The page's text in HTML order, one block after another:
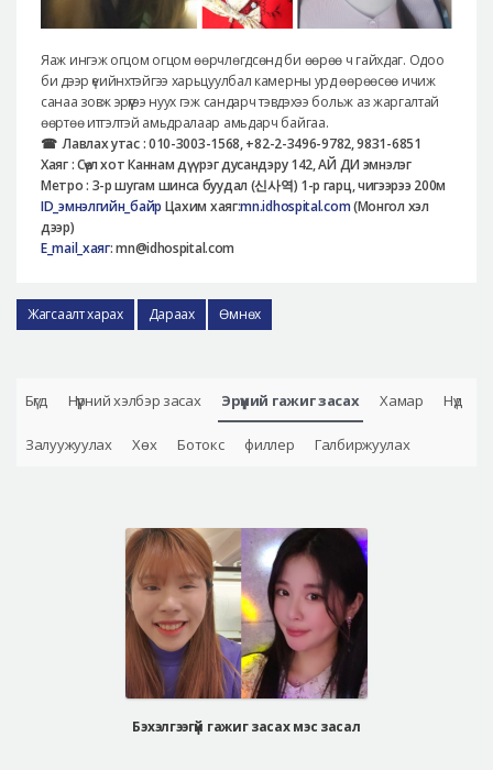
Яаж ингэж огцом огцом өөрчлөгдсөнд би өөрөө ч гайхдаг. Одоо
би дээр үеийнхтэйгээ харьцуулбал камерны урд өөрөөсөө ичиж
санаа зовж эрүүгээ нуух гэж сандарч тэвдэхээ больж аз жаргалтай
өөртөө итгэлтэй амьдралаар амьдарч байгаа.
☎ Лавлах утас :010-3003-1568, +82-2-3496-9782, 9831-6851
Хаяг : Сөүл хот Каннам дүүрэг дусандэру 142, АЙ ДИ эмнэлэг
Метро : 3-р шугам шинса буудал (신사역) 1-р гарц, чигээрээ 200м
ID_эмнэлгийн_байр Цахим хаяг:mn.idhospital.com(Монгол хэл
дээр)
E_mail_хаяг: mn@idhospital.com
Жагсаалт харах Дараах Өмнөх
Бүгд Нүүрний хэлбэр засах Эрүүний гажиг засах Хамар Нүд
Залуужуулах Хөх Ботокс филлер Галбиржуулах
Бэхэлгээгүй гажиг засах мэс засал